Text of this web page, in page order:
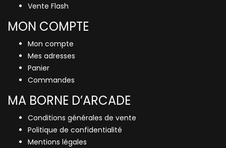
Vente Flash
MON COMPTE
Mon compte
Mes adresses
Panier
Commandes
MA BORNE D’ARCADE
Conditions générales de vente
Politique de confidentialité
Mentions légales